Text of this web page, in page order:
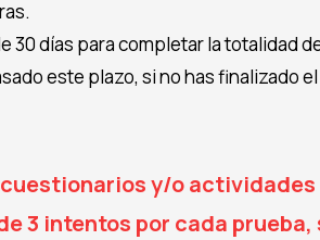
30 días para completar la totalidad
este plazo, si no has finalizado
y/o actividades
3 intentos por cada prueba,